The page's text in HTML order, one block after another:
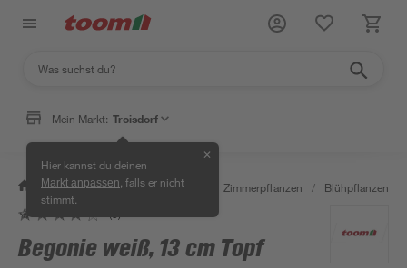
Mein Markt: Troisdorf
Hier kannst du deinen
Markt anpassen , falls er nicht
stimmt.
✕
/ Garten & Freizeit / Pflanzen Zimmerpflanzen / Blühpflanzen
Begonie weiß, 13 cm Topf